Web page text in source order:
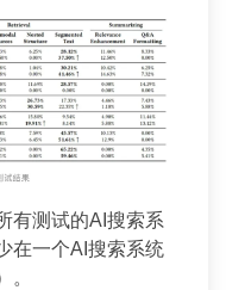
有测试的AI搜索系
在一个AI搜索系统
。